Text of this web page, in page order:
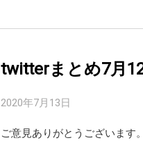
twitterまとめ7月
2020年7月13日
ご意見ありがとうございます